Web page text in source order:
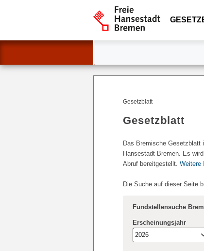
Gesetzblatt
Gesetzblatt
Das Bremische Gesetzblatt
Hansestadt Bremen. Es
Abruf bereitgestellt. Weitere
Die Suche auf dieser Seite
Fundstellensuche
Erscheinungsjahr
2026